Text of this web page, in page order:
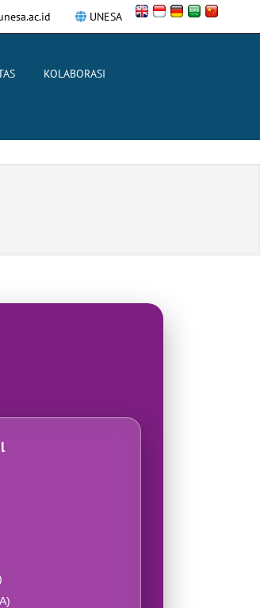
UNESA
KOLABORASI